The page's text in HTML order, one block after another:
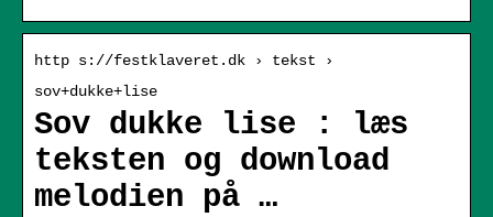
http s://festklaveret.dk › tekst ›
sov+dukke+lise
Sov dukke lise : læs
teksten og download
melodien på …